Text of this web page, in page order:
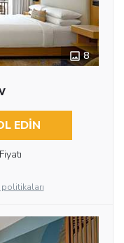
8
EDIN
politikaları